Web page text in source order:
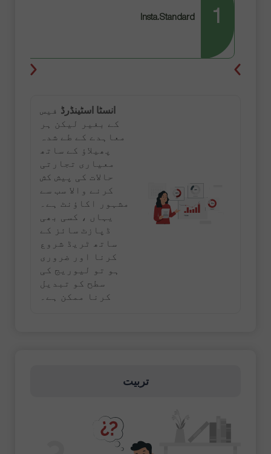
1
Insta.Standard
انسٹا اسٹینڈرڈ فیس
کے بغیر لیکن ہر
معاہدے کے طے شدہ
پھیلاؤ کے ساتھ
معیاری تجارتی
حالات کی پیش کش
کرنے والا سب سے
مشہور اکاؤنٹ ہے۔
یہاں ، کسی بھی
ڈپازٹ سائز کے
ساتھ ٹریڈ شروع
کرنا اور ضروری
ہو تو لیوریج کی
سطح کو تبدیل
کرنا ممکن ہے۔
تربیت